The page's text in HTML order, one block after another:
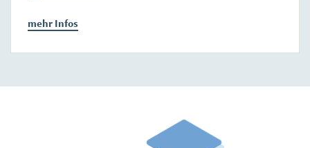
mehr Infos